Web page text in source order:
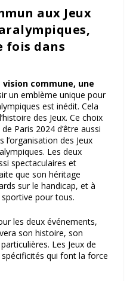
aux Jeux
fois dans
commune, une
un emblème unique pour
est inédit. Cela
des Jeux. Ce choix
Paris 2024 d’être aussi
des Jeux
Les deux
spectaculaires et
que son héritage
sur le handicap, et à
sportive pour tous.
les deux événements,
son histoire, son
Les Jeux de
qui font la force